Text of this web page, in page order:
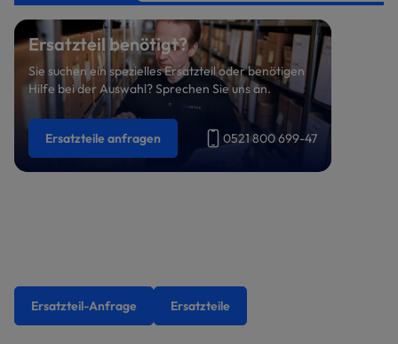
Ersatzteil benötigt?
Sie suchen ein spezielles Ersatzteil oder benötigen
Hilfe bei der Auswahl? Sprechen Sie uns an.
Ersatzteile anfragen 0521 800 699-47
Ersatzteil-Anfrage Ersatzteile